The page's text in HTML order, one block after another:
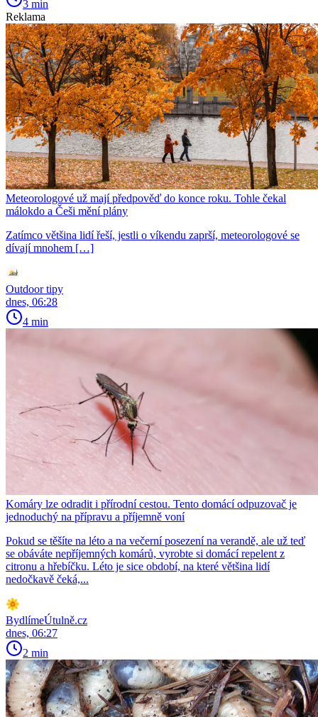
3 min
Reklama
Meteorologové už mají předpověď do konce roku. Tohle čekal
málokdo a Češi mění plány
Zatímco většina lidí řeší, jestli o víkendu zaprší, meteorologové se
dívají mnohem […]
Outdoor tipy
dnes, 06:28
4 min
Komáry lze odradit i přírodní cestou. Tento domácí odpuzovač je
jednoduchý na přípravu a příjemně voní
Pokud se těšíte na léto a na večerní posezení na verandě, ale už teď
se obáváte nepříjemných komárů, vyrobte si domácí repelent z
citronu a hřebíčku. Léto je sice období, na které většina lidí
nedočkavě čeká,...
BydlímeÚtulně.cz
dnes, 06:27
2 min